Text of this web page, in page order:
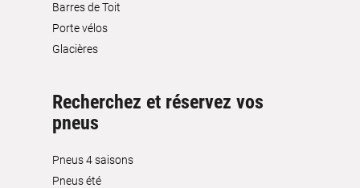
Barres de Toit
Porte vélos
Glacières
Recherchez et réservez vos
pneus
Pneus 4 saisons
Pneus été